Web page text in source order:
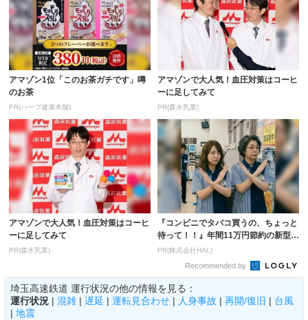
アマゾン1位「このお茶ガチです」噂
のお茶
PR(ハーブ健康本舗)
アマゾンで大人気！血圧対策はコーヒ
ーに足してみて
PR(森永乳業)
アマゾンで大人気！血圧対策はコーヒ
ーに足してみて
PR(森永乳業)
『コンビニでタバコ買うの、ちょっと
待って！！』年間11万円節約の新型タ
バコ
PR(株式会社HAL)
Recommended by
埼玉高速鉄道 運行状況の他の情報を見る：
運行状況 | 混雑 | 遅延 | 運転見合わせ | 人身事故 | 再開/復旧 | 台風
| 地震